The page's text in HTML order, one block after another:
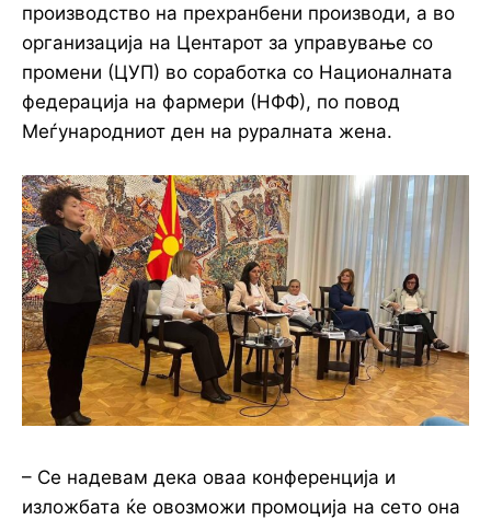
производство на прехранбени производи, а во
организација на Центарот за управување со
промени (ЦУП) во соработка со Националната
федерација на фармери (НФФ), по повод
Меѓународниот ден на руралната жена.
– Се надевам дека оваа конференција и
изложбата ќе овозможи промоција на сето она